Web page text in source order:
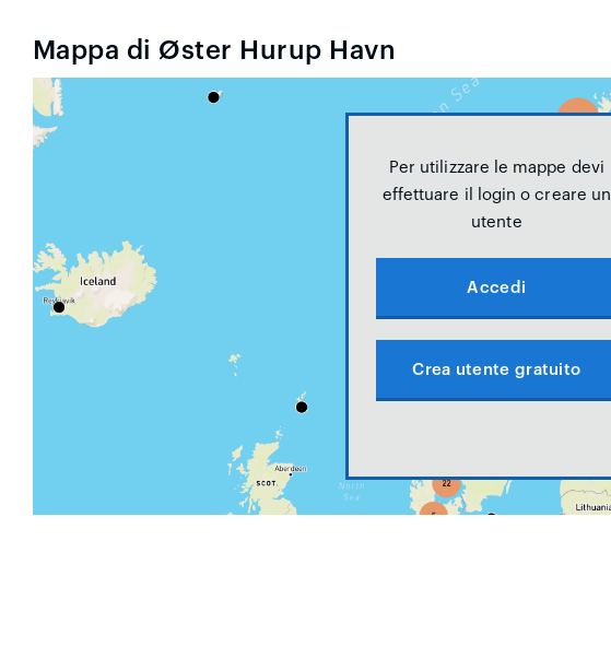
Mappa di Øster Hurup Havn
Per utilizzare le mappe devi
effettuare il login o creare un
utente
Accedi
Crea utente gratuito